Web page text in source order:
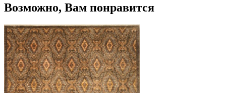
Возможно, Вам понравится